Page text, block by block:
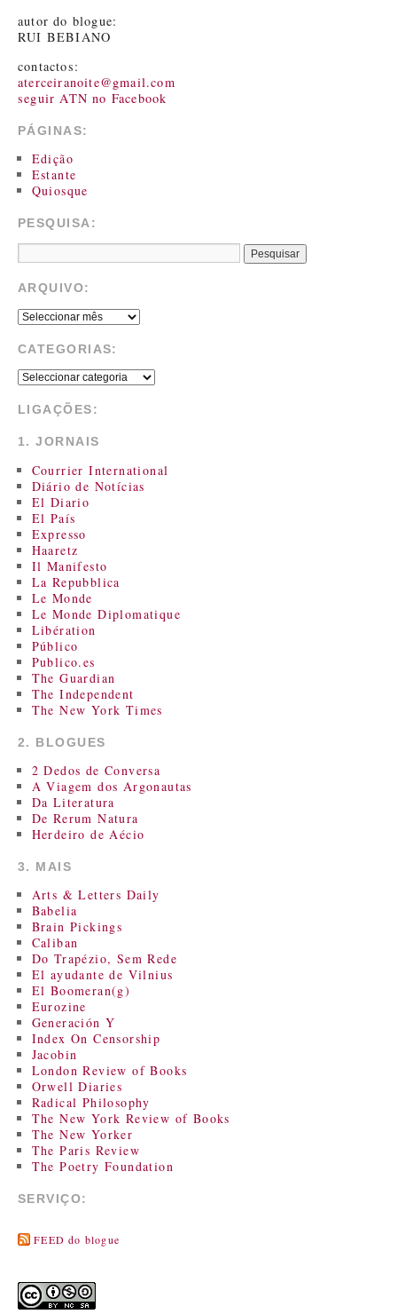
autor do blogue:
RUI BEBIANO
contactos:
aterceiranoite@gmail.com
seguir ATN no Facebook
PÁGINAS:
Edição
Estante
Quiosque
PESQUISA:
ARQUIVO:
CATEGORIAS:
LIGAÇÕES:
1. JORNAIS
Courrier International
Diário de Notícias
El Diario
El País
Expresso
Haaretz
Il Manifesto
La Repubblica
Le Monde
Le Monde Diplomatique
Libération
Público
Publico.es
The Guardian
The Independent
The New York Times
2. BLOGUES
2 Dedos de Conversa
A Viagem dos Argonautas
Da Literatura
De Rerum Natura
Herdeiro de Aécio
3. MAIS
Arts & Letters Daily
Babelia
Brain Pickings
Caliban
Do Trapézio, Sem Rede
El ayudante de Vilnius
El Boomeran(g)
Eurozine
Generación Y
Index On Censorship
Jacobin
London Review of Books
Orwell Diaries
Radical Philosophy
The New York Review of Books
The New Yorker
The Paris Review
The Poetry Foundation
SERVIÇO:
FEED do blogue